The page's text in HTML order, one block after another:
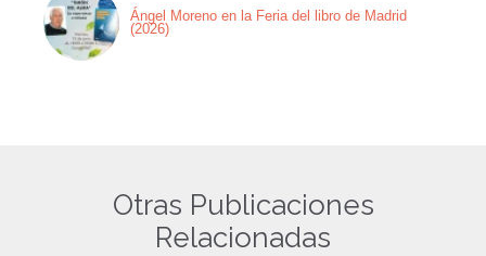
Ángel Moreno en la Feria del libro de Madrid
(2026)
Otras Publicaciones
Relacionadas